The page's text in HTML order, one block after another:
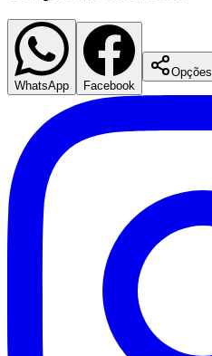
WhatsApp Facebook
Opções